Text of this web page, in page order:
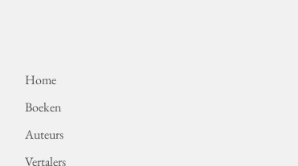
Home
Boeken
Auteurs
Vertalers